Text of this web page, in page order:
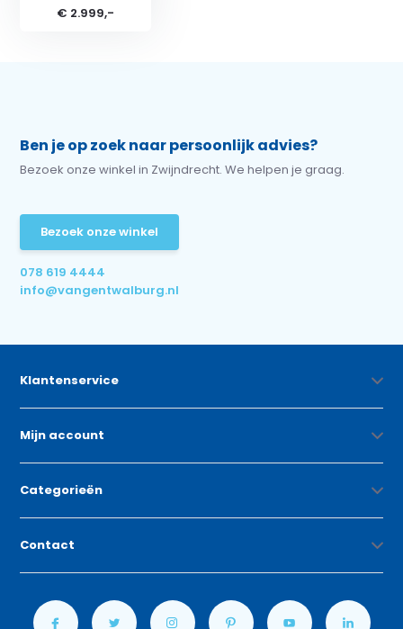
€ 2.999,-
Ben je op zoek naar persoonlijk advies?
Bezoek onze winkel in Zwijndrecht. We helpen je graag.
Bezoek onze winkel
078 619 4444
info@vangentwalburg.nl
Klantenservice
Mijn account
Categorieën
Contact